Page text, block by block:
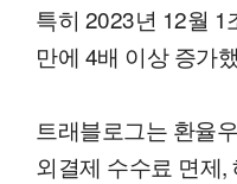
특히 2023년 12월 1
만에 4배 이상 증가
트래블로그는 환율
외결제 수수료 면제,